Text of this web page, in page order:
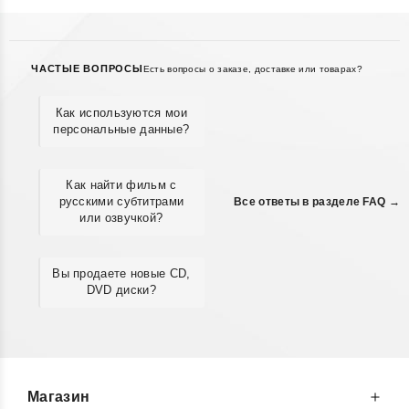
ЧАСТЫЕ ВОПРОСЫ Есть вопросы о заказе, доставке или товарах?
Как используются мои
персональные данные?
Как найти фильм с
русскими субтитрами
или озвучкой?
Вы продаете новые CD,
DVD диски?
Все ответы в разделе FAQ →
Магазин